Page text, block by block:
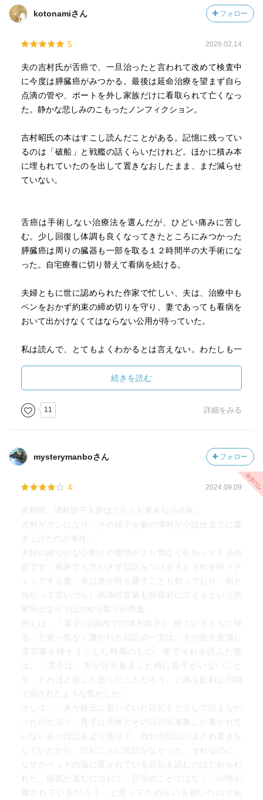
kotonamiさん フォロー
5 2026.02.14
夫の吉村氏が舌癌で、一旦治ったと言われて改めて検査中
に今度は膵臓癌がみつかる。最後は延命治療を望まず自ら
点滴の管や、ポートを外し家族だけに看取られて亡くなっ
た。静かな悲しみのこもったノンフィクション。
吉村昭氏の本はすこし読んだことがある。記憶に残ってい
るのは「破船」と戦艦の話くらいだけれど。ほかに積み本
に埋もれていたのを出して置きなおしたまま、まだ減らせ
ていない。
舌癌は手術しない治療法を選んだが、ひどい痛みに苦し
む。少し回復し体調も良くなってきたところにみつかった
膵臓癌は周りの臓器も一部を取る１２時間半の大手術にな
った。自宅療養に切り替えて看病を続ける。
夫婦ともに世に認められた作家で忙しい、夫は、治療中も
ペンをおかず約束の締め切りを守り、妻であっても看病を
おいて出かけなくてはならない公用が待っていた。
私は読んで、とてもよくわかるとは言えない。わたしも一
１２時間に及ぶ手術の後も、痛み緩和ケアのおかげで翌日
から歩き、家族の見舞も本やビデオを見て退屈しないの
で、隔日でいいよといった。そう出来る病気だったし看護
た。
津村さんは、看護の辛さによく耐えられたと思う。 吉村氏
続きを読む
11 詳細をみる
mysterymanboさん フォロー
4 2024.09.09
吉村昭、津村節子夫妻はどちらも著名な小説家。
吉村がガンになり、その様子を妻の津村が小説仕立てに書
き上げたのが本作。
夫婦の細やかな心配りや愛情がさり気なく伝わってくる内
容です。病床でも欠かさず日記をつける夫とそれを時々チ
ェックする妻、夫は妻が目を通すことも知っており、面と
向かって言いづらい感謝の言葉も間接的に伝えるという作
家同士ならではのやり取りが秀逸。
例えば、「育子(小説内での津村節子)、寝ているうちに帰
る」と素っ気なく書かれた日記の一文は、夫が死を意識し
遺言書を残そうとした時期のもの。後でそれを読んだ妻
は、「育子は、夫が目を覚ました時に育子がいないこと
を、どれほど寂しく思ったことだろう、と胸を鋭利な刃物
で刺されたような気がした」
そして、「夫が枕元に置いていた日記をどうして読まなか
ったのだろう。育子は天候とその日の出来事しか書かれて
いない夫の日記をよく借りて、自分の日記のまとめ書きを
していたから、読むことに抵抗がなかった。それなのに、
なぜかベッドの脇に置かれている日記を読むのはためらわ
れた。病気が進むにつれて、日常のことではなく、心情が
書かれているだろう、と思ってためらいを抱いたのであ